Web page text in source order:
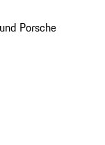
Porsche